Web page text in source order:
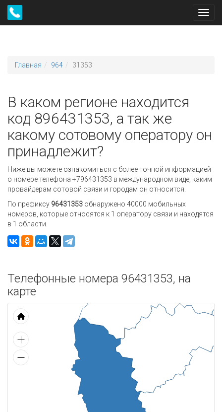
Главная 964 31353
В каком регионе находится
код 896431353, а так же
какому сотовому оператору он
принадлежит?
Ниже вы можете ознакомиться с более точной информацией
о номере телефона +796431353 в международном виде, каким
провайдерам сотовой связи и городам он относится.
По префиксу 96431353 обнаружено 40000 мобильных
номеров, которые относятся к 1 оператору связи и находятся
в 1 области.
Телефонные номера 96431353, на
карте